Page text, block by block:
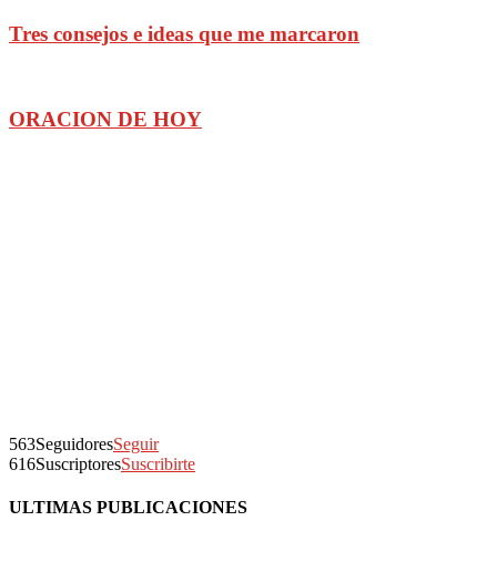
Tres consejos e ideas que me marcaron
ORACION DE HOY
563SeguidoresSeguir
616SuscriptoresSuscribirte
ULTIMAS PUBLICACIONES